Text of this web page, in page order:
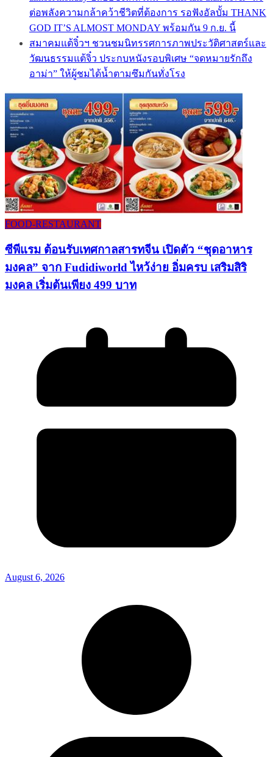
ต่อพลังความกล้าคว้าชีวิตที่ต้องการ รอฟังอัลบั้ม THANK
GOD IT’S ALMOST MONDAY พร้อมกัน 9 ก.ย. นี้
สมาคมแต้จิ๋วฯ ชวนชมนิทรรศการภาพประวัติศาสตร์และ
วัฒนธรรมแต้จิ๋ว ประกบหนังรอบพิเศษ “จดหมายรักถึง
อาม่า” ให้ผู้ชมได้น้ำตามซึมกันทั่งโรง
FOOD-RESTAURANT
ซีพีแรม ต้อนรับเทศกาลสารทจีน เปิดตัว “ชุดอาหาร
มงคล” จาก Fudidiworld ไหว้ง่าย อิ่มครบ เสริมสิริ
มงคล เริ่มต้นเพียง 499 บาท
August 6, 2026